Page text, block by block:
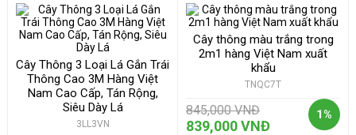
Cây Thông 3 Loại Lá Gắn Trái
Thông Cao 3M Hàng Việt
Nam Cao Cấp, Tán Rộng,
Siêu Dày Lá
3LL3VN
1%
Cây thông màu trắng trong
2m1 hàng Việt Nam xuất
khẩu
TNQC7T
845,000 VNĐ
839,000 VNĐ